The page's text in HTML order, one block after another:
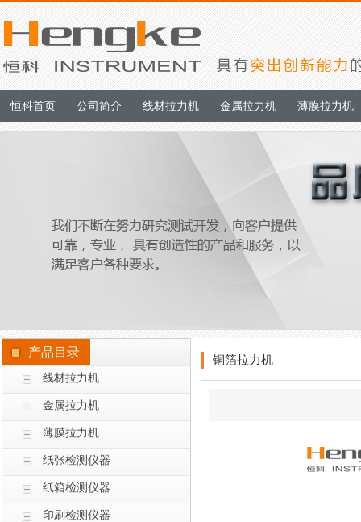
恒科首页 公司简介 线材拉力机 金属拉力机 薄膜拉力机
产品目录
线材拉力机
金属拉力机
薄膜拉力机
纸张检测仪器
纸箱检测仪器
印刷检测仪器
铜箔拉力机